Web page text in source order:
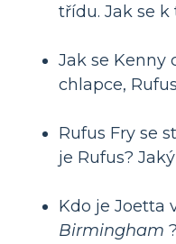
třídu. Jak se
Jak se Kenny
chlapce,
Rufus Fry se
je Rufus?
Kdo je Joetta
Birmingham